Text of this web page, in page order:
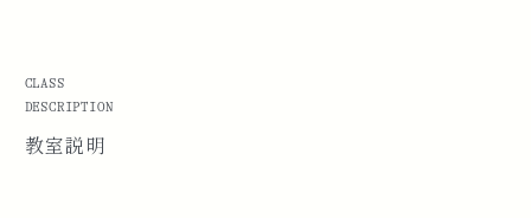
CLASS
DESCRIPTION
教室説明